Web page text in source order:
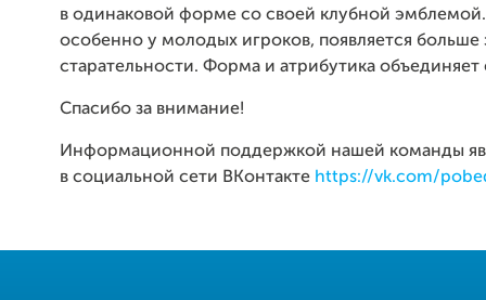
в одинаковой форме со своей клубной
особенно у молодых игроков, появляется больше
старательности. Форма и атрибутика
Спасибо за внимание!
Информационной поддержкой нашей команды
в социальной сети ВКонтакте https://vk.com/